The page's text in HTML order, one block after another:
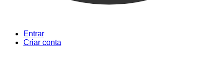
Entrar
Criar conta